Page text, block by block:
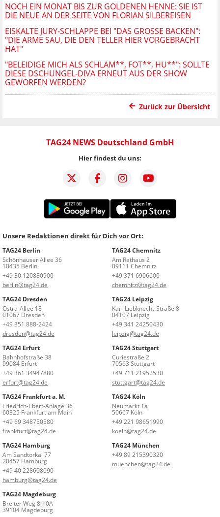
NOCH EIN MONAT BIS ZUR GOLDENEN HENNE: SIE IST
DIE NEUE AN DER SEITE VON FLORIAN SILBEREISEN
EISKALTE JURY-SCHLAPPE BEI "DAS GROSSE BACKEN": "
DIE ARME SAU, DIE DEN TELLER HIER VORGEBRACHT H
AT"
"BELEIDIGE MICH ALS SCHLAM**, FOT**, HU**": SOLLTE
DIESE DSCHUNGEL-DIVA ERNEUT AUS DER SHOW
GEWORFEN WERDEN?
Zurück zur Übersicht
TAG24 NEWS Deutschland GmbH
Hier findest du uns:
Unsere Redaktionen direkt für Dich vor Ort:
TAG24 Berlin
Schönhauser Allee 36
10435 Berlin
+49 30 120880900
berlin@tag24.de
TAG24 Chemnitz
Am Rathaus 2
09111 Chemnitz
+49 371 6906600
chemnitz@tag24.de
TAG24 Dresden
Ostra-Allee 18
01067 Dresden
+49 351 888-2424
dresden@tag24.de
TAG24 Leipzig
Karl-Liebknecht-Straße 8
04107 Leipzig
+49 341 24250430
leipzig@tag24.de
TAG24 Erfurt
Bahnhofstraße 38
99084 Erfurt
+49 361 34947880
erfurt@tag24.de
TAG24 Stuttgart
Curiestraße 2
70563 Stuttgart
+49 711 21952530
stuttgart@tag24.de
TAG24 Frankfurt a. M.
Friedrich-Ebert-Anlage 36
60325 Frankfurt am Main
+49 69 348750580
frankfurt@tag24.de
TAG24 Köln
Neumarkt 1a
50667 Köln
+49 221 98651990
koeln@tag24.de
TAG24 Hamburg
Am Sandtorkai 77
20457 Hamburg
+49 40 228608090
hamburg@tag24.de
TAG24 München
+49 89 215390320
muenchen@tag24.de
TAG24 Magdeburg
Breiter Weg 8-10A
39104 Magdeburg